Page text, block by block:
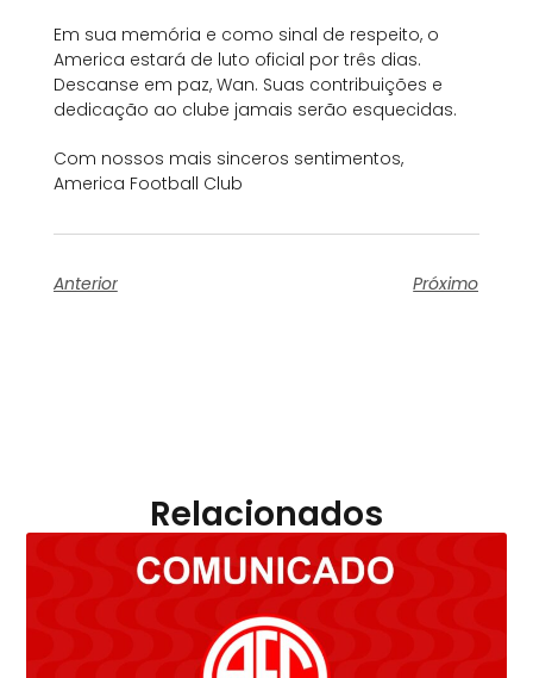
Em sua memória e como sinal de respeito, o
America estará de luto oficial por três dias.
Descanse em paz, Wan. Suas contribuições e
dedicação ao clube jamais serão esquecidas.
Com nossos mais sinceros sentimentos,
America Football Club
Anterior Próximo
Relacionados